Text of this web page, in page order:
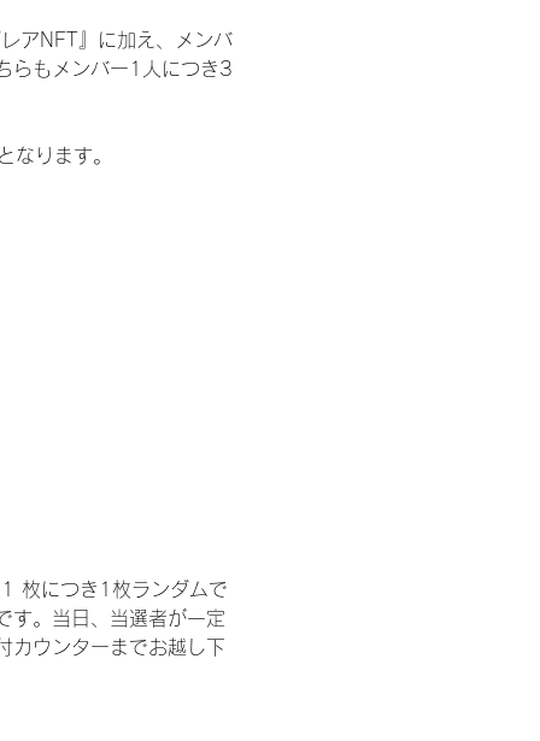
アNFT』に加え、メンバ
らもメンバー1人につき3
なります。
枚につき1枚ランダムで
す。当日、当選者が一定
カウンターまでお越し下